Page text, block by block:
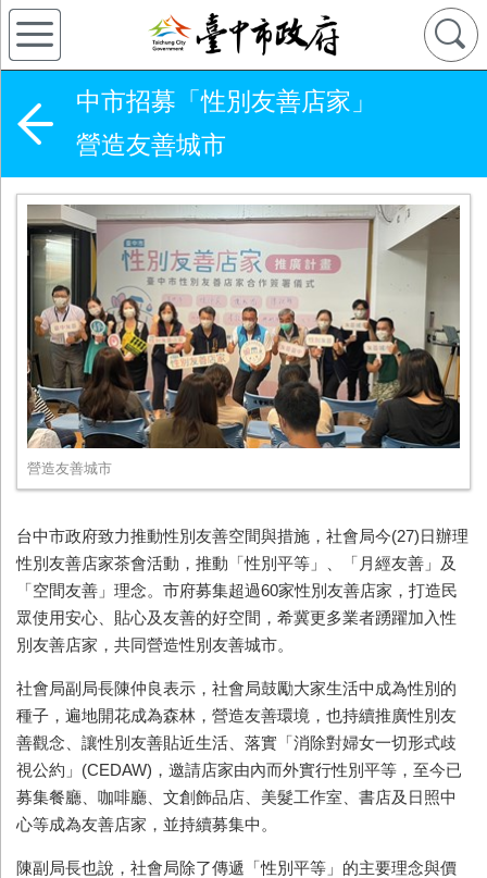
中市招募「性別友善店家」
營造友善城市
營造友善城市
台中市政府致力推動性別友善空間與措施，社會局今(27)日辦理
性別友善店家茶會活動，推動「性別平等」、「月經友善」及
「空間友善」理念。市府募集超過60家性別友善店家，打造民
眾使用安心、貼心及友善的好空間，希冀更多業者踴躍加入性
別友善店家，共同營造性別友善城市。
社會局副局長陳仲良表示，社會局鼓勵大家生活中成為性別的
種子，遍地開花成為森林，營造友善環境，也持續推廣性別友
善觀念、讓性別友善貼近生活、落實「消除對婦女一切形式歧
視公約」 (CEDAW) ，邀請店家由內而外實行性別平等，至今已
募集餐廳、咖啡廳、文創飾品店、美髮工作室、書店及日照中
心等成為友善店家，並持續募集中。
陳副局長也說，社會局除了傳遞「性別平等」的主要理念與價